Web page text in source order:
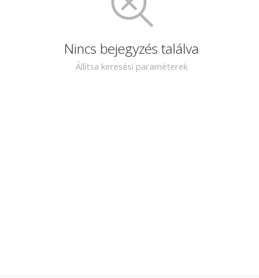
Nincs bejegyzés találva
Állítsa keresési paraméterek